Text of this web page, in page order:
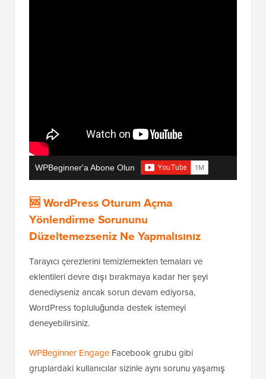
WPBeginner'a Abone Olun
🆘 WordPress Oturum Açma
Yönlendirme Sorununu
Düzeltemezseniz Ne Yapmalısınız
Tarayıcı çerezlerini temizlemekten temaları ve
eklentileri devre dışı bırakmaya kadar her şeyi
denediyseniz ancak sorun devam ediyorsa,
WordPress topluluğunda destek istemeyi
deneyebilirsiniz.
WPBeginner Engage Facebook grubu gibi
gruplardaki kullanıcılar sizinle aynı sorunu yaşamış